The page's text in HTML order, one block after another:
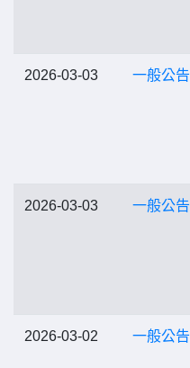
2026-03-03 一般公告
2026-03-03 一般公告
2026-03-02 一般公告